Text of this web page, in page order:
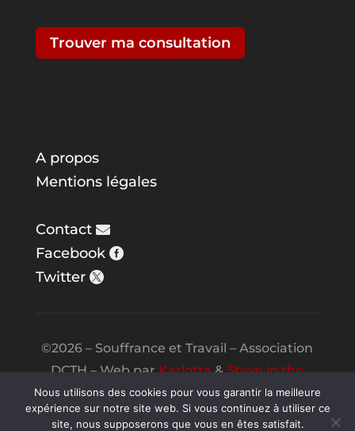
Trouver ma consultation
A propos
Mentions légales
Contact
Facebook
Twitter
©2026 – Souffrance et Travail – Association
DCTH – Web parKarlotta&Steve in the
Night
Nous utilisons des cookies pour vous garantir la meilleure
expérience sur notre site web. Si vous continuez à utiliser ce
site, nous supposerons que vous en êtes satisfait.